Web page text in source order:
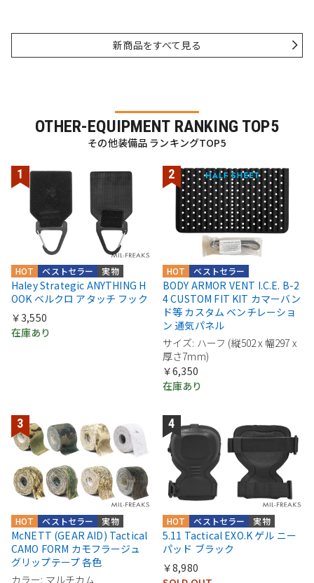
新商品をすべて見る
OTHER-EQUIPMENT RANKING TOP5
その他装備品 ランキングTOP5
実物
ベストセラー
HOT
Haley Strategic ANYTHING H
OOK ベルクロ アタッチ フック
￥3,550
在庫あり
ベストセラー
HOT
BODY ARMOR VENT I.C.E. B-2
4 CUSTOM FIT KIT カマーバン
ド等 カスタム ベンチレーショ
ン 通気パネル
サイズ: ハーフ (縦502 x 幅297 x
厚さ7mm)
￥6,350
在庫あり
実物
ベストセラー
HOT
McNETT (GEAR AID) Tactical
CAMO FORM カモフラージュ
グリップテープ 各色
カラー: マルチカム
実物
ベストセラー
HOT
5.11 Tactical EXO.K ゲル ニー
パッド ブラック
￥8,980